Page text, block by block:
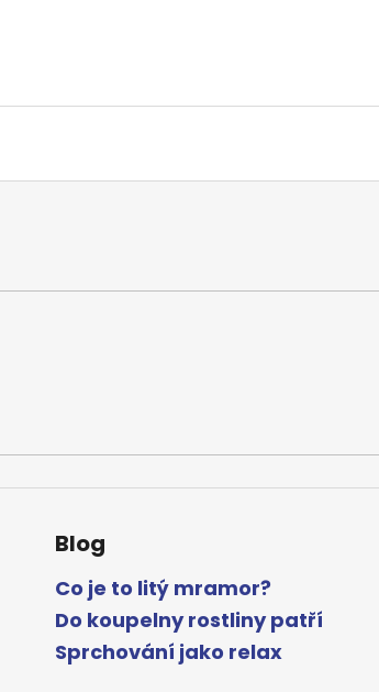
Blog
Co je to litý mramor?
Do koupelny rostliny patří
Sprchování jako relax